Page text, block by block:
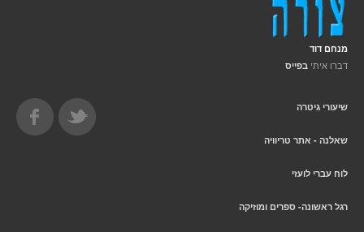
מנחם דוד
דברו איתי בפייס
שיעורי גיטרה
שאלנה - אתר טריוויה
לוח עברי לועזי
רגל ראשונה- ספרים ומוזיקה